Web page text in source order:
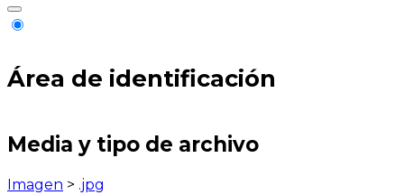
Área de identificación
Media y tipo de archivo
Imagen > .jpg